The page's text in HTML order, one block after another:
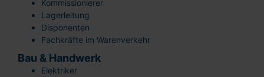
Kommissionierer
Lagerleitung
Disponenten
Fachkräfte im Warenverkehr
Bau & Handwerk
Elektriker